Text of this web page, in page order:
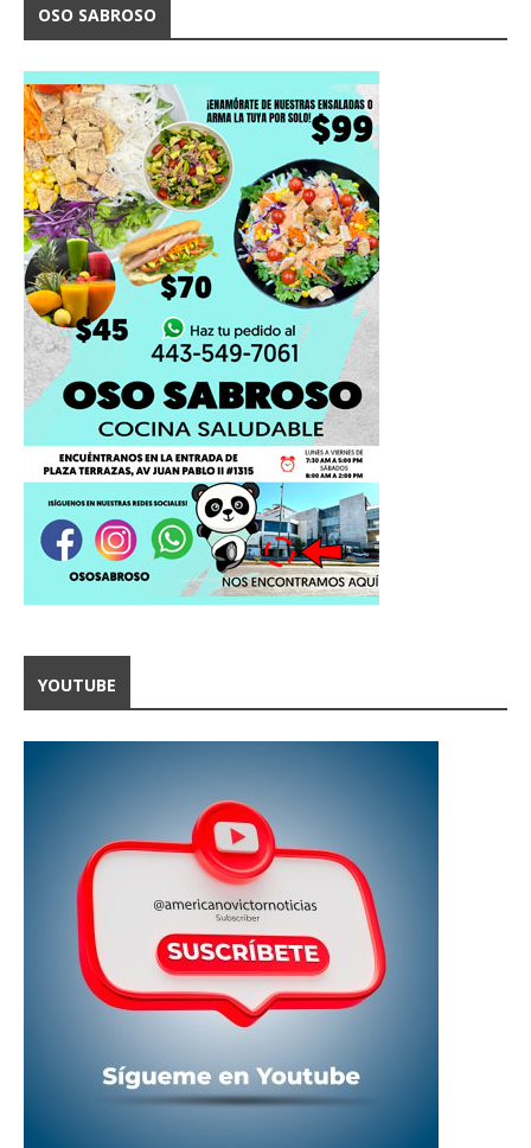
OSO SABROSO
YOUTUBE